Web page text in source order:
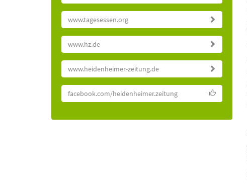
www.tagesessen.org
www.hz.de
www.heidenheimer-zeitung.de
facebook.com/heidenheimer.zeitung